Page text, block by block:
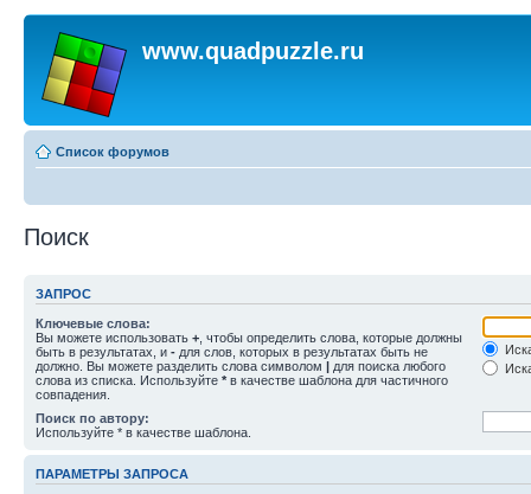
www.quadpuzzle.ru
Список форумов
Поиск
ЗАПРОС
Ключевые слова:
Вы можете использовать + , чтобы определить слова, которые должны
быть в результатах, и - для слов, которых в результатах быть не
должно. Вы можете разделить слова символом | для поиска любого
слова из списка. Используйте * в качестве шаблона для частичного
совпадения.
Поиск по автору:
Используйте * в качестве шаблона.
ПАРАМЕТРЫ ЗАПРОСА